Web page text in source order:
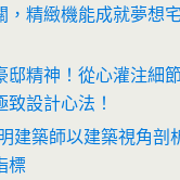
，精緻機能成就夢想
邸精神！從心灌注細
設計心法！
建築師以建築視角剖
標